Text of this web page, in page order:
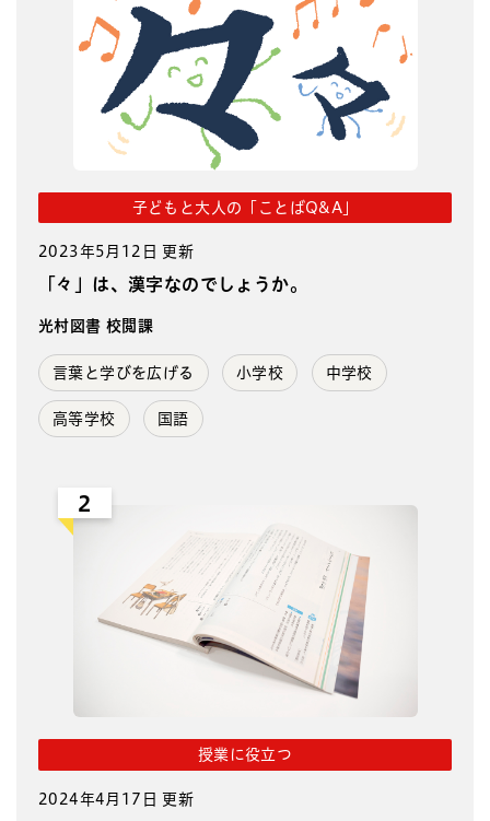
子どもと大人の「ことばQ&A」
2023年5月12日 更新
「々」は、漢字なのでしょうか。
光村図書 校閲課
言葉と学びを広げる 小学校 中学校
高等学校 国語
2
授業に役立つ
2024年4月17日 更新